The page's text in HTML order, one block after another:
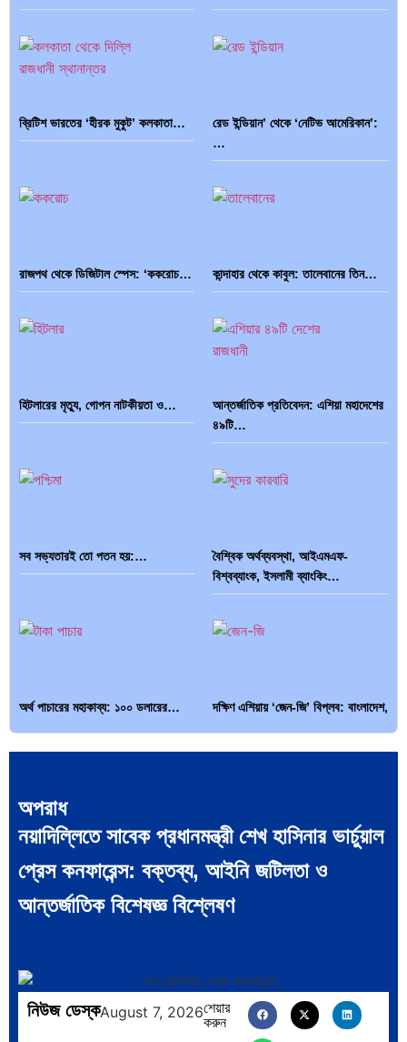
ব্রিটিশ ভারতের ‘হীরক মুকুট’ কলকাতা…
রেড ইন্ডিয়ান’ থেকে ‘নেটিভ আমেরিকান’:
…
রাজপথ থেকে ডিজিটাল স্পেস: ‘ককরোচ… কান্দাহার থেকে কাবুল: তালেবানের তিন…
হিটলারের মৃত্যু, গোপন নাটকীয়তা ও…
আন্তর্জাতিক প্রতিবেদন: এশিয়া মহাদেশের
৪৯টি…
সব সভ্যতারই তো পতন হয়:…
বৈশ্বিক অর্থব্যবস্থা, আইএমএফ-
বিশ্বব্যাংক, ইসলামী ব্যাংকিং…
অর্থ পাচারের মহাকাব্য: ১০০ ডলারের…
দক্ষিণ এশিয়ায় ‘জেন-জি’ বিপ্লব: বাংলাদেশ,
ভারত মহাসাগরের অশ্রু: শ্রীলঙ্কার ২৬…
ক্রূরতা ও ধ্বংসের মহাকাব্য: পৃথিবীর… ব্রাজিল ও আর্জেন্টিনার কালো অধ্যায়:…
অপরাধ
নয়াদিল্লিতে সাবেক প্রধানমন্ত্রী শেখ হাসিনার ভার্চুয়াল
প্রেস কনফারেন্স: বক্তব্য, আইনি জটিলতা ও
আন্তর্জাতিক বিশেষজ্ঞ বিশ্লেষণ
নিউজ ডেস্কAugust 7, 2026শেয়ার
করুন